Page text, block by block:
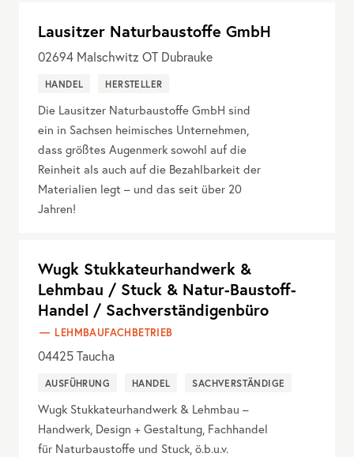
Lausitzer Naturbaustoffe GmbH
02694 Malschwitz OT Dubrauke
HANDEL HERSTELLER
Die Lausitzer Naturbaustoffe GmbH sind
ein in Sachsen heimisches Unternehmen,
dass größtes Augenmerk sowohl auf die
Reinheit als auch auf die Bezahlbarkeit der
Materialien legt – und das seit über 20
Jahren!
Wugk Stukkateurhandwerk &
Lehmbau / Stuck & Natur-Baustoff-
Handel / Sachverständigenbüro
LEHMBAUFACHBETRIEB
04425 Taucha
AUSFÜHRUNG HANDEL SACHVERSTÄNDIGE
Wugk Stukkateurhandwerk & Lehmbau –
Handwerk, Design + Gestaltung, Fachhandel
für Naturbaustoffe und Stuck, ö.b.u.v.